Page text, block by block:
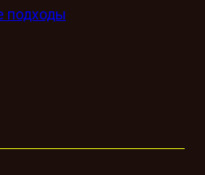
подходы